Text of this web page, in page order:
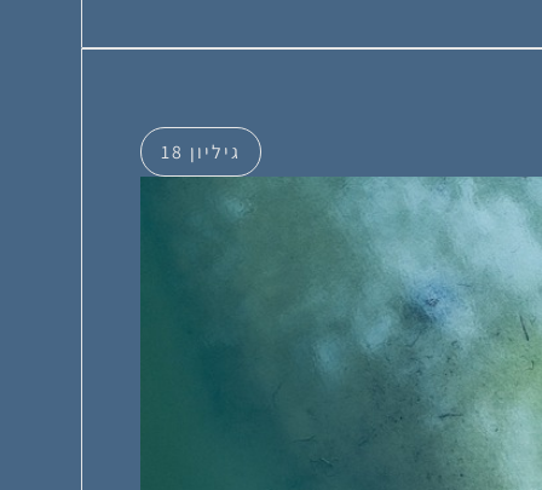
גיליון 18